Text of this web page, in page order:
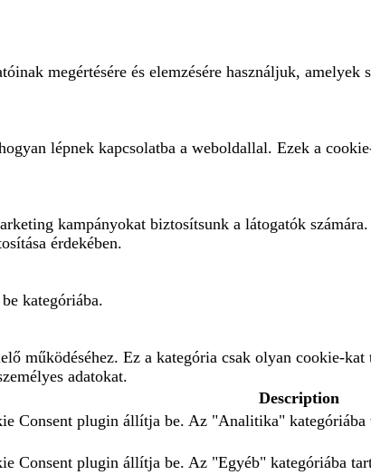
megértésére és elemzésére használjuk,
lépnek kapcsolatba a weboldallal. Ezek a
kampányokat biztosítsunk a látogatók
érdekében.
kategóriába.
működéséhez. Ez a kategória csak olyan cookie-
adatokat.
Description
Consent plugin állítja be. Az "Analitika" kategóriába
Consent plugin állítja be. Az "Egyéb" kategóriába